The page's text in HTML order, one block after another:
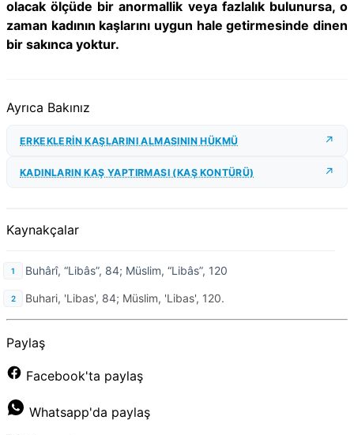
olacak ölçüde bir anormallik veya fazlalık bulunursa, o
zaman kadının kaşlarını uygun hale getirmesinde dinen
bir sakınca yoktur.
Ayrıca Bakınız
ERKEKLERİN KAŞLARINI ALMASININ HÜKMÜ
KADINLARIN KAŞ YAPTIRMASI (KAŞ KONTÜRÜ)
Kaynakçalar
Buhârî, “Libâs”, 84; Müslim, “Libâs”, 120
Buhari, 'Libas', 84; Müslim, 'Libas', 120.
Paylaş
Facebook'ta paylaş
Whatsapp'da paylaş